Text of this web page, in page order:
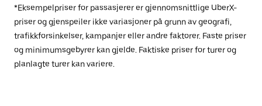
*Eksempelpriser for passasjerer er gjennomsnittlige UberX-
priser og gjenspeiler ikke variasjoner på grunn av geografi,
trafikkforsinkelser, kampanjer eller andre faktorer. Faste priser
og minimumsgebyrer kan gjelde. Faktiske priser for turer og
planlagte turer kan variere.